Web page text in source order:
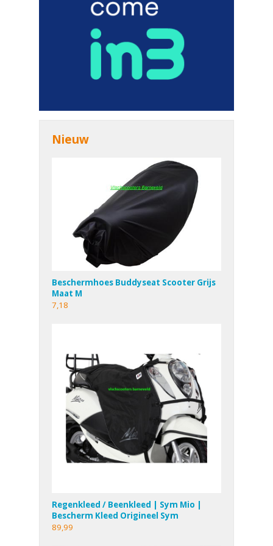
Nieuw
Beschermhoes Buddyseat Scooter Grijs
Maat M
7,18
Regenkleed / Beenkleed | Sym Mio |
Bescherm Kleed Origineel Sym
89,99